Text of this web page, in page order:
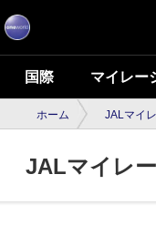
国際 マイレー
ホーム JALマイ
JALマイレ